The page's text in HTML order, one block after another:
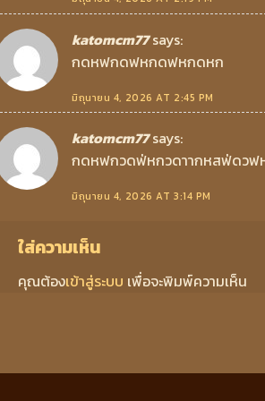
katomcm77 says:
กดหฟกดฟหกดฟหกดหก
มิถุนายน 4, 2026 AT 2:45 PM
katomcm77 says:
กดหฟกวดฟ่หกวดาากหสฟ่ดวฟ
มิถุนายน 4, 2026 AT 3:14 PM
ใส่ความเห็น
คุณต้องเข้าสู่ระบบ เพื่อจะพิมพ์ความเห็น